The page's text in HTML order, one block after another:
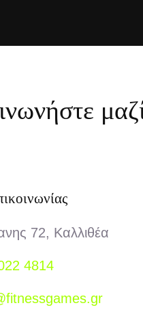
72, Καλλιθέα
4814